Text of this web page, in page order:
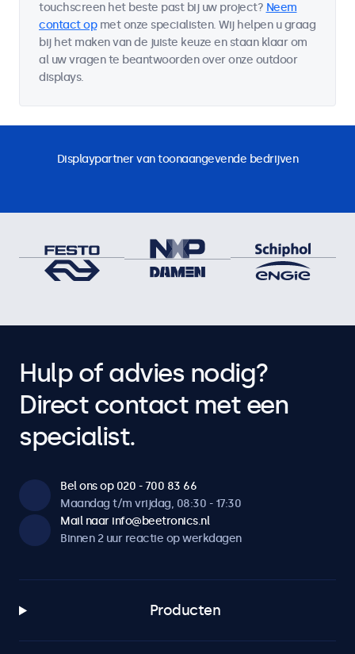
touchscreen het beste past bij uw project? Neem
contact opmet onze specialisten. Wij helpen u graag
bij het maken van de juiste keuze en staan klaar om
al uw vragen te beantwoorden over onze outdoor
displays.
Displaypartner van toonaangevende bedrijven
Hulp of advies nodig?
Direct contact met een
specialist.
Bel ons op 020 - 700 83 66
Maandag t/m vrijdag, 08:30 - 17:30
Mail naar info@beetronics.nl
Binnen 2 uur reactie op werkdagen
Producten